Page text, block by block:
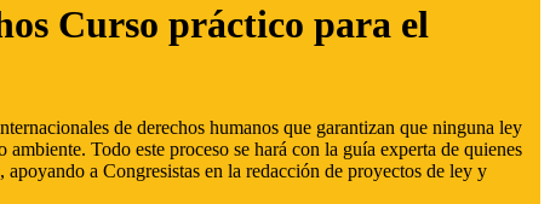
Curso práctico para el
de derechos humanos que garantizan que ninguna ley
Todo este proceso se hará con la guía experta de quienes
a Congresistas en la redacción de proyectos de ley y